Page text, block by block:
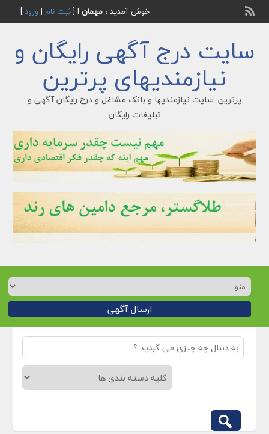
خوش آمدید ، مهمان ![ثبت نام | ورود]
سایت درج آگهی رایگان و
نیازمندیهای پرترین
پرترین: سایت نیازمندیها و بانک مشاغل و درج رایگان آگهی و
تبلیغات رایگان
ارسال آگهی